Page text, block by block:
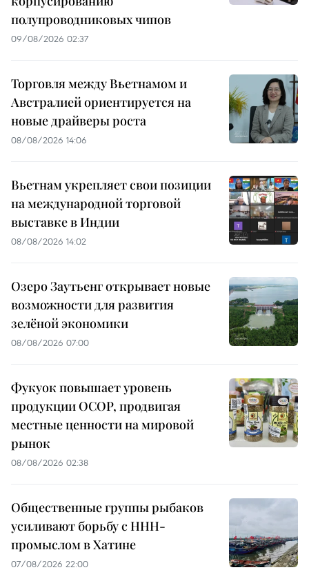
полупроводниковых чипов
09/08/2026 02:37
Торговля между Вьетнамом и
Австралией ориентируется на
новые драйверы роста
08/08/2026 14:06
Вьетнам укрепляет свои позиции
на международной торговой
выставке в Индии
08/08/2026 14:02
Озеро Заутьенг открывает новые
возможности для развития
зелёной экономики
08/08/2026 07:00
Фукуок повышает уровень
продукции OCOP, продвигая
местные ценности на мировой
рынок
08/08/2026 02:38
Общественные группы рыбаков
усиливают борьбу с ННН-
промыслом в Хатине
07/08/2026 22:00